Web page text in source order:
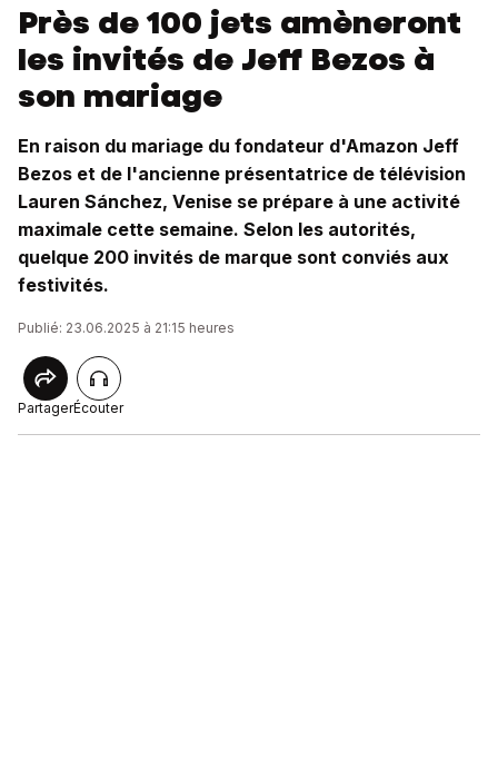
Près de 100 jets amèneront
les invités de Jeff Bezos à
son mariage
En raison du mariage du fondateur d'Amazon Jeff
Bezos et de l'ancienne présentatrice de télévision
Lauren Sánchez, Venise se prépare à une activité
maximale cette semaine. Selon les autorités,
quelque 200 invités de marque sont conviés aux
festivités.
Publié: 23.06.2025 à 21:15 heures
PartagerÉcouter